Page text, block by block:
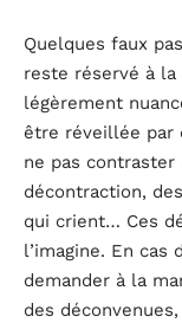
Quelques faux
reste réservé à
légèrement
être réveillée par
ne pas contraster
décontraction,
qui crient… Ces
l’imagine. En
demander à la
des